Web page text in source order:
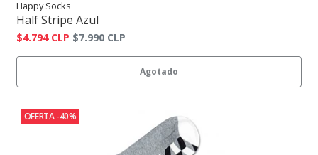
Happy Socks
Half Stripe Azul
$4.794 CLP $7.990 CLP
Agotado
OFERTA -40%